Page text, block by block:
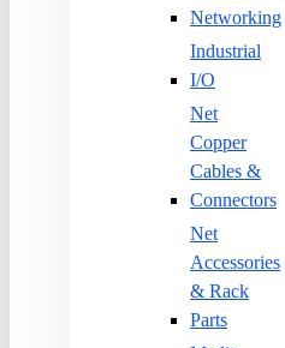
Networking
Industrial
I/O
Net
Copper
Cables &
Connectors
Net
Accessories
& Rack
Parts